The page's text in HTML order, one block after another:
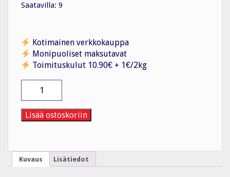
Saatavilla: 9
Kotimainen verkkokauppa
Monipuoliset maksutavat
Toimituskulut 10.90€ + 1€/2kg
1S/16A/IP44
UPJ
HL
VAL
Lisää ostoskoriin
Kuvaus Lisätiedot